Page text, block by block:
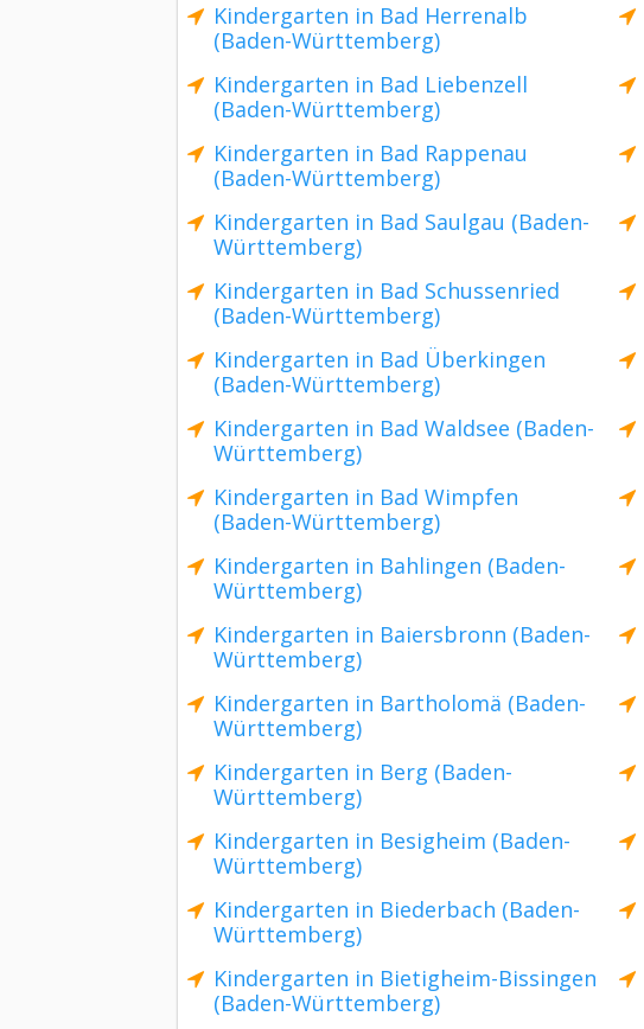
Kindergarten in Bad Herrenalb
(Baden-Württemberg)
Kindergarten in Bad Liebenzell
(Baden-Württemberg)
Kindergarten in Bad Rappenau
(Baden-Württemberg)
Kindergarten in Bad Saulgau (Baden-
Württemberg)
Kindergarten in Bad Schussenried
(Baden-Württemberg)
Kindergarten in Bad Überkingen
(Baden-Württemberg)
Kindergarten in Bad Waldsee (Baden-
Württemberg)
Kindergarten in Bad Wimpfen
(Baden-Württemberg)
Kindergarten in Bahlingen (Baden-
Württemberg)
Kindergarten in Baiersbronn (Baden-
Württemberg)
Kindergarten in Bartholomä (Baden-
Württemberg)
Kindergarten in Berg (Baden-
Württemberg)
Kindergarten in Besigheim (Baden-
Württemberg)
Kindergarten in Biederbach (Baden-
Württemberg)
Kindergarten in Bietigheim-Bissingen
(Baden-Württemberg)